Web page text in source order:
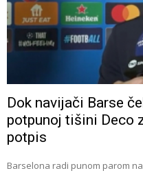
Dok navijači Barse
potpunoj tišini Deco
potpis
Barselona radi punom parom